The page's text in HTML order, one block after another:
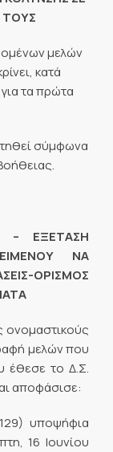
ΤΟΥΣ
μελών
κατά
τα πρώτα
σύμφωνα
– ΕΞΕΤΑΣΗ
ΝΑ
ΟΡΙΣΜΟΣ
ονομαστικούς
μελών που
έθεσε το Δ.Σ.
αποφάσισε:
υποψήφια
16 Ιουνίου